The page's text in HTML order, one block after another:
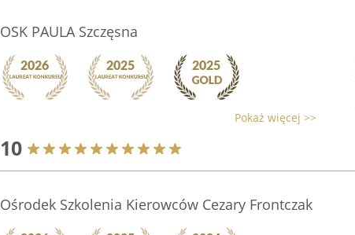
OSK PAULA Szczęsna
Pokaż więcej >>
10
Ośrodek Szkolenia Kierowców Cezary Frontczak